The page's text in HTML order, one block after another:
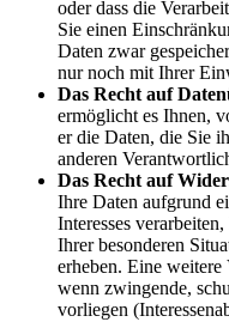
oder dass die
Sie einen
Daten zwar
nur noch mit Ihrer
Das Recht auf
ermöglicht es Ihnen,
er die Daten, die Sie
anderen
Das Recht auf
Ihre Daten aufgrund
Interesses
Ihrer besonderen
erheben. Eine
wenn zwingende,
vorliegen